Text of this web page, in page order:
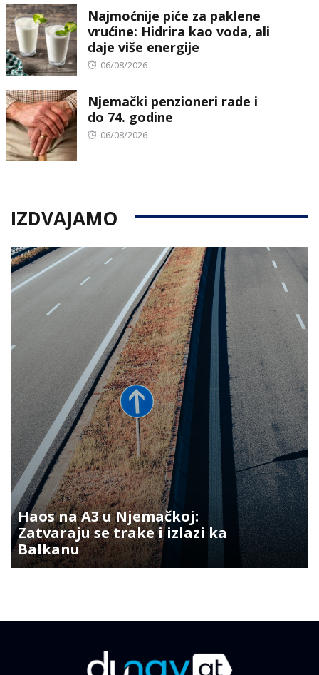
Najmoćnije piće za paklene
vrućine: Hidrira kao voda, ali
daje više energije
Posted
06/08/2026
Njemački penzioneri rade i
do 74. godine
Posted
06/08/2026
IZDVAJAMO
Haos na A3 u Njemačkoj:
Zatvaraju se trake i izlazi ka
Balkanu